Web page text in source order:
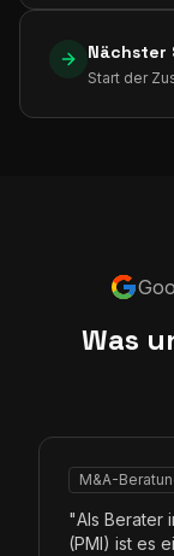
Nächster
Start der
Was
M&A-
"Als Berater
(PMI) ist es